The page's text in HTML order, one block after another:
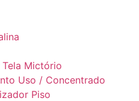
Mictório
Uso / Concentrado
Piso